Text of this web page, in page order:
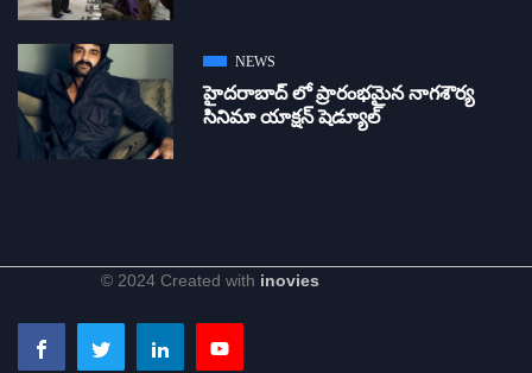
NEWS
హైదరాబాద్ లో ప్రారంభమైన నాగశౌర్య
సినిమా యాక్షన్ షెడ్యూల్
© 2024 Created with inovies